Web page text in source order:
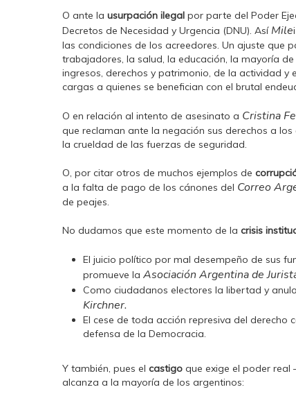
O ante la usurpación ilegal por parte del Poder
Decretos de Necesidad y Urgencia (DNU). Así Milei
las condiciones de los acreedores. Un ajuste que
trabajadores, la salud, la educación, la mayoría
ingresos, derechos y patrimonio, de la actividad y
cargas a quienes se benefician con el brutal
O en relación al intento de asesinato a Cristina
que reclaman ante la negación sus derechos a
la crueldad de las fuerzas de seguridad.
O, por citar otros de muchos ejemplos de
a la falta de pago de los cánones del Correo
de peajes.
No dudamos que este momento de la crisis
El juicio político por mal desempeño de sus
promueve la Asociación Argentina de
Como ciudadanos electores la libertad y
Kirchner.
El cese de toda acción represiva del derecho
defensa de la Democracia.
Y también, pues el castigo que exige el poder real
alcanza a la mayoría de los argentinos: